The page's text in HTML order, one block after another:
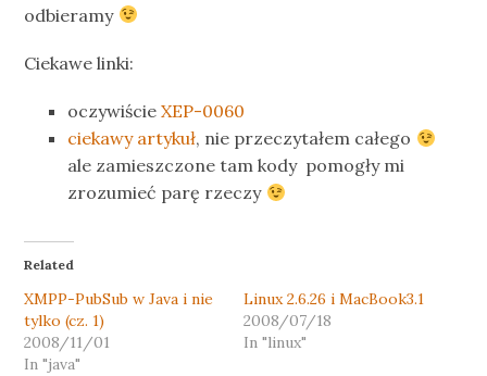
odbieramy
Ciekawe linki:
oczywiścieXEP-0060
ciekawy artykuł, nie przeczytałem całego
ale zamieszczone tam kody pomogły mi
zrozumieć parę rzeczy
Related
XMPP-PubSub w Java i nie
tylko (cz. 1)
2008/11/01
In "java"
Linux 2.6.26 i MacBook3.1
2008/07/18
In "linux"